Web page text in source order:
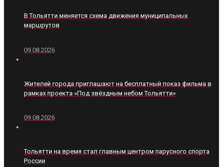
В Тольятти меняется схема движения муниципальных
маршрутов
09.08.2026
Жителей города приглашают на бесплатный показ фильма в
рамках проекта «Под звёздным небом Тольятти»
09.08.2026
Тольятти на время стал главным центром парусного спорта
России